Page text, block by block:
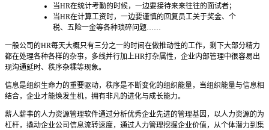
当HR在统计考勤的时候，一边要接待来来往往的面试者；
当HR在计算工资时，一边要谨慎的回复员工关于奖金、个
税、五险一金等各种琐碎问题……
一般公司的HR每天大概只有三分之一的时间在做推动性的工作，剩下大部分精力
都在处理各种各样的杂事，多线并行加上HR打杂属性，企业内部管理中很容易出
现沟通延时、秩序杂糅等现象。
信息是组织生命力的重要驱动，秩序是不断变化的组织能量，当组织能量与信息相
结合，企业才能焕发生机，拥有非凡的进化与成长能力。
薪人薪事的人力资源管理软件通过分析优秀企业先进的管理基因，以人力资源的为
杠杆，撬动企业公司信息流转速度，通过人力管理挖掘企业价值，从个体潜力到集